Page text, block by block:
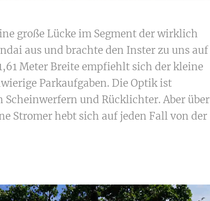
große Lücke im Segment der wirklich
aus und brachte den Inster zu uns auf
Meter Breite empfiehlt sich der kleine
Parkaufgaben. Die Optik ist
und Rücklichter. Aber über
Stromer hebt sich auf jeden Fall von der